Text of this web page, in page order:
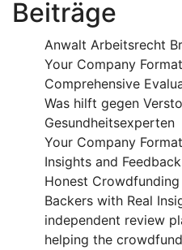
Beiträge
Anwalt Arbeitsrecht
Your Company
Comprehensive
Was hilft gegen
Gesundheitsexperten
Your Company
Insights and Feedback
Honest
Backers with Real
independent review
helping the